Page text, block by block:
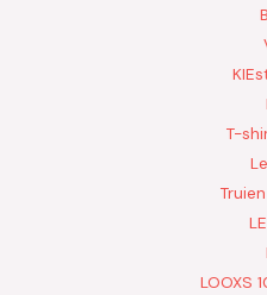
T-
LOOXS